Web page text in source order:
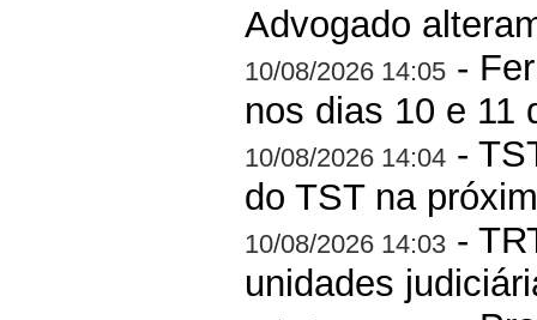
Advogado
10/08/2026 14:05 -
nos dias 10 e 11
10/08/2026 14:04 -
do TST na
10/08/2026 14:03 -
unidades